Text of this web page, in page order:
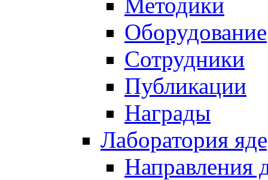
Оборудование
Сотрудники
Публикации
Награды
Лаборатория
Направления